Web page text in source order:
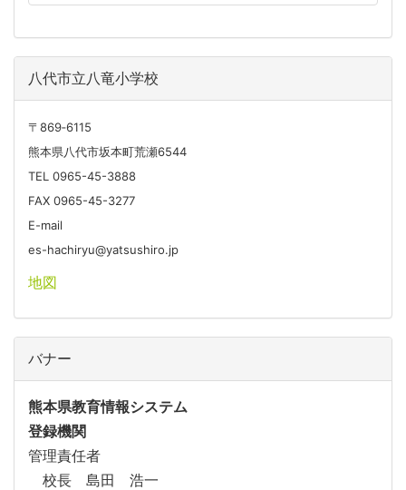
八代市立八竜小学校
〒869‐6115
熊本県八代市坂本町荒瀬6544
TEL 0965-45-3888
FAX 0965-45-3277
E-mail
es-hachiryu@yatsushiro.jp
地図
バナー
熊本県教育情報システム
登録機関
管理責任者
校長 島田 浩一